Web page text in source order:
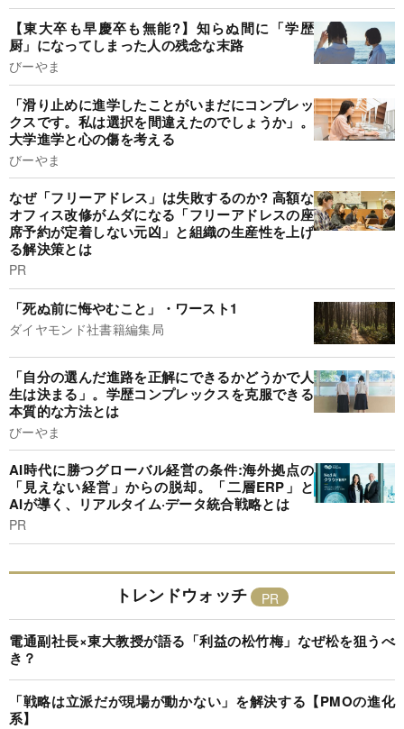
【東大卒も早慶卒も無能?】知らぬ間に「学歴
厨」になってしまった人の残念な末路
びーやま
「滑り止めに進学したことがいまだにコンプレッ
クスです。私は選択を間違えたのでしょうか」。
大学進学と心の傷を考える
びーやま
なぜ「フリーアドレス」は失敗するのか? 高額な
オフィス改修がムダになる「フリーアドレスの座
席予約が定着しない元凶」と組織の生産性を上げ
る解決策とは
PR
「死ぬ前に悔やむこと」・ワースト1
ダイヤモンド社書籍編集局
「自分の選んだ進路を正解にできるかどうかで人
生は決まる」。学歴コンプレックスを克服できる
本質的な方法とは
びーやま
AI時代に勝つグローバル経営の条件:海外拠点の
「見えない経営」からの脱却。「二層ERP」と
AIが導く、リアルタイム·データ統合戦略とは
PR
トレンドウォッチ
電通副社長×東大教授が語る「利益の松竹梅」なぜ松を狙うべ
き？
「戦略は立派だが現場が動かない」を解決する【PMOの進化
系】